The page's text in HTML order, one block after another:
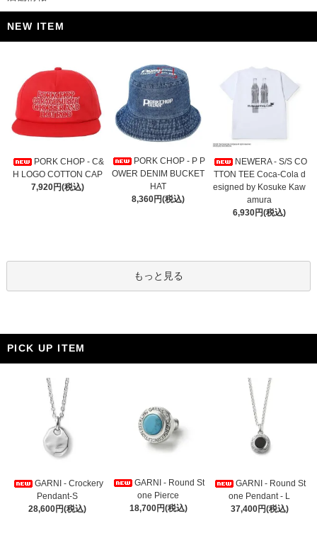
NEW ITEM
PORK CHOP - C&
H LOGO COTTON CAP
7,920円(税込)
PORK CHOP - P P
OWER DENIM BUCKET
HAT
8,360円(税込)
NEWERA - S/S CO
TTON TEE Coca-Cola d
esigned by Kosuke Kaw
amura
6,930円(税込)
もっと見る
PICK UP ITEM
GARNI - Crockery
Pendant-S
28,600円(税込)
GARNI - Round St
one Pierce
18,700円(税込)
GARNI - Round St
one Pendant - L
37,400円(税込)